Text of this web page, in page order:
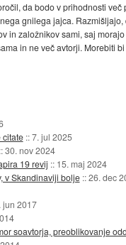
da bodo v prihodnosti
gnilega jajca.
in založnikov sami, saj
in ne več avtorji. Morebiti
citate ::7. jul 2025
::30. nov 2024
19 revij :: 15. maj 2024
v Skandinaviji bolje ::26. dec
jun 2017
soavtorja, preoblikovanje